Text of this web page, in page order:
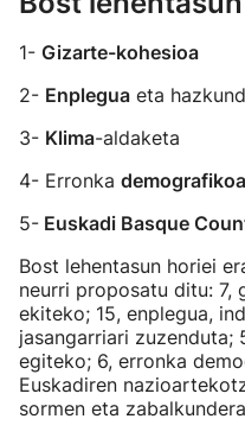
1- Gizarte-kohesioa
2- Enplegua eta
3- Klima-aldaketa
4- Erronka demografikoa
5- Euskadi Basque
Bost lehentasun horiei
neurri proposatu ditu: 7,
ekiteko; 15, enplegua,
jasangarriari
egiteko; 6, erronka
Euskadiren
sormen eta